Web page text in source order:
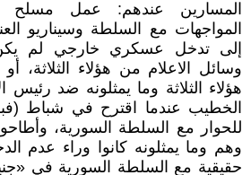
المسارين عندهم: عمل مسلح
المواجهات مع السلطة وسيناريو
إلى تدخل عسكري خارجي لم يكن
وسائل الاعلام من هؤلاء الثلاثة،
هؤلاء الثلاثة وما يمثلونه ضد رئيس
للحوار مع السلطة السورية،
وهم وما يمثلونه كانوا وراء عدم